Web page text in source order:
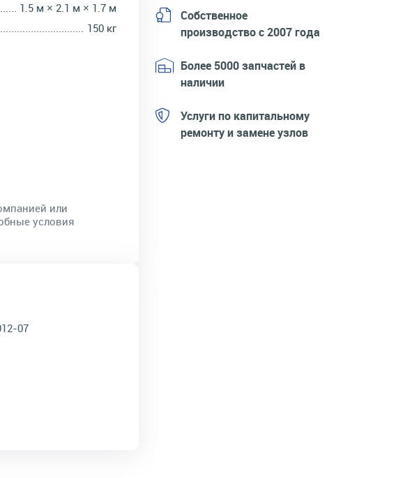
1.5 м × 2.1 м × 1.7 м
150 кг
или
условия
07
Собственное
производство с 2007 года
Более 5000 запчастей в
наличии
Услуги по капитальному
ремонту и замене узлов